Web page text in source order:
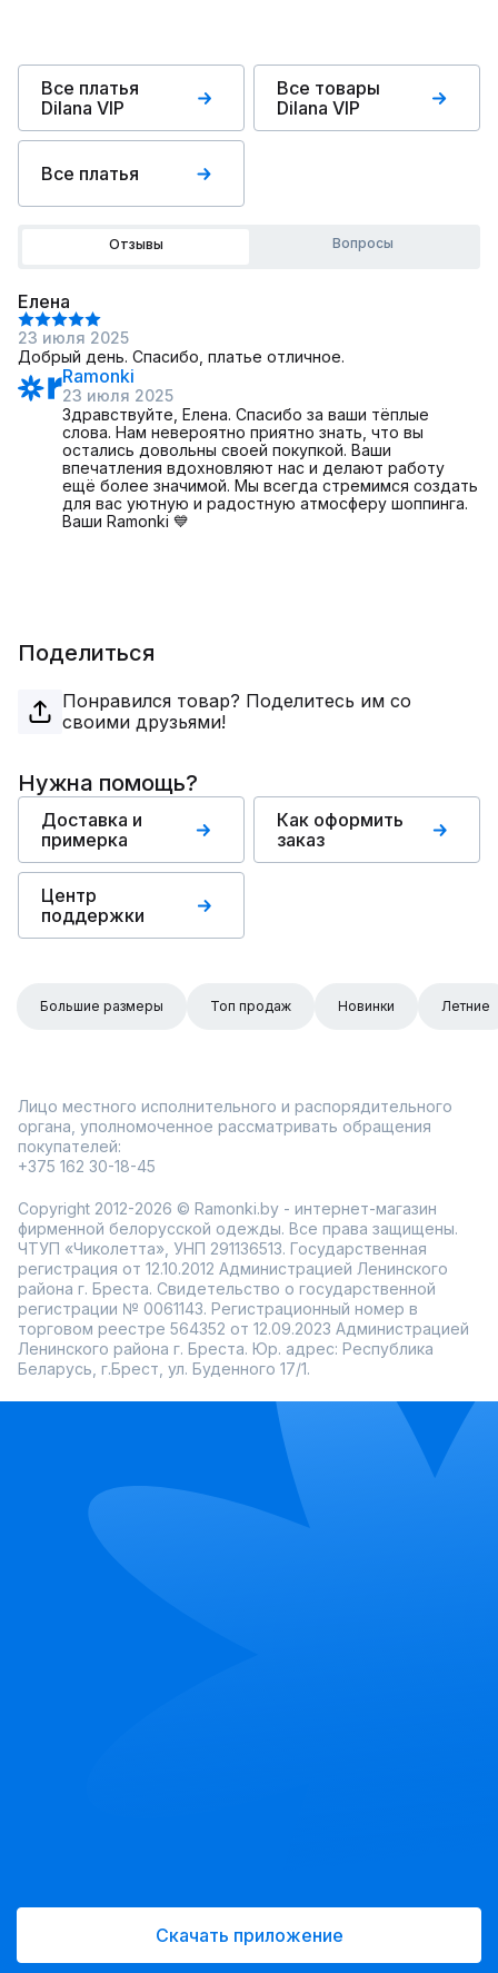
Все платья
Dilana VIP
Все товары
Dilana VIP
Все платья
Отзывы Вопросы
Елена
23 июля 2025
Добрый день. Спасибо, платье отличное.
Ramonki
23 июля 2025
Здравствуйте, Елена. Спасибо за ваши тёплые
слова. Нам невероятно приятно знать, что вы
остались довольны своей покупкой. Ваши
впечатления вдохновляют нас и делают работу
ещё более значимой. Мы всегда стремимся создать
для вас уютную и радостную атмосферу шоппинга.
Ваши Ramonki 💙
Поделиться
Понравился товар? Поделитесь им со
своими друзьями!
Нужна помощь?
Доставка и
примерка
Как оформить
заказ
Центр
поддержки
Большие размеры Топ продаж Новинки Летние
Лицо местного исполнительного и распорядительного
органа, уполномоченное рассматривать обращения
покупателей:
+375 162 30-18-45
Copyright 2012-2026 © Ramonki.by - интернет-магазин
фирменной белорусской одежды. Все права защищены.
ЧТУП «Чиколетта», УНП 291136513. Государственная
регистрация от 12.10.2012 Администрацией Ленинского
района г. Бреста. Свидетельство о государственной
регистрации № 0061143. Регистрационный номер в
торговом реестре 564352 от 12.09.2023 Администрацией
Ленинского района г. Бреста. Юр. адрес: Республика
Беларусь, г.Брест, ул. Буденного 17/1.
Скачать приложение